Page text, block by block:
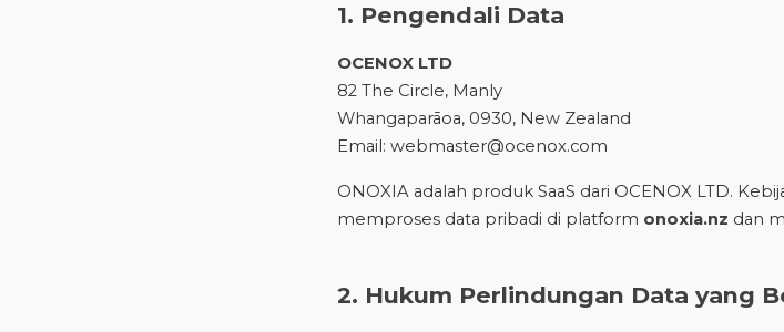
1. Pengendali Data
OCENOX LTD
82 The Circle, Manly
Whangaparāoa, 0930, New Zealand
Email: webmaster@ocenox.com
ONOXIA adalah produk SaaS dari OCENOX LTD.
memproses data pribadi di platform onoxia.nz dan
2. Hukum Perlindungan Data yang